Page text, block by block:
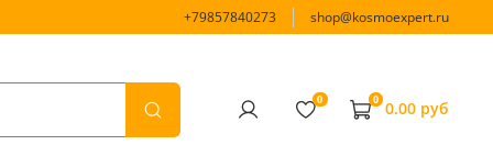
+79857840273 shop@kosmoexpert.ru
0 0 0.00 руб